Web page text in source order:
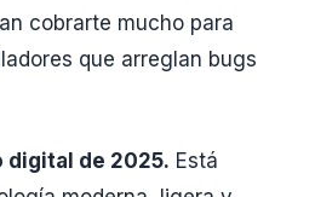
cobrarte mucho para
que arreglan bugs
digital de 2025. Está